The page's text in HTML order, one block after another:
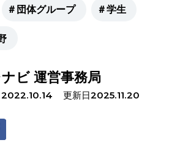
＃団体グループ ＃学生
ビ 運営事務局
2022.10.14 更新日2025.11.20